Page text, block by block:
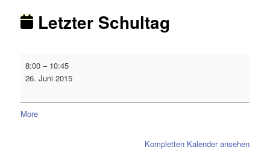
Letzter Schultag
8:00 – 10:45
26. Juni 2015
More
Kompletten Kalender ansehen